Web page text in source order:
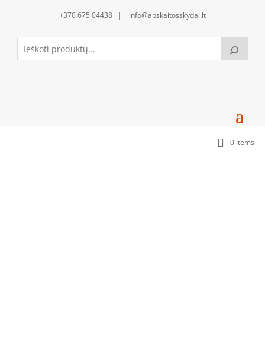
+370 675 04438 | info@apskaitosskydai.lt
0 Items